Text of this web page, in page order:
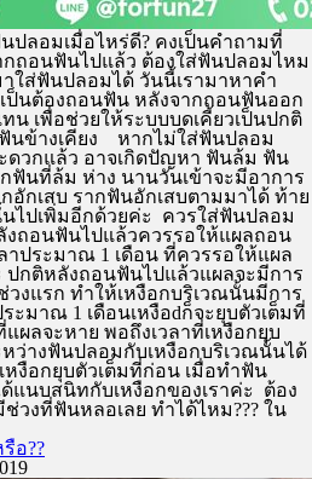
ลอมเมื่อไหร่ดี? คงเป็นคำถามที่
กถอนฟันไปแล้ว ต้องใส่ฟันปลอมไหม
ใส่ฟันปลอมได้ วันนี้เรามาหาคำ
นต้องถอนฟัน หลังจากถอนฟันออก
เพื่อช่วยให้ระบบบดเคี้ยวเป็นปกติ
นข้างเคียง หากไม่ใส่ฟันปลอม
ดวกแล้ว อาจเกิดปัญหา ฟันล้ม ฟัน
ฟันที่ล้ม ห่าง นานวันเข้าจะมีอาการ
อักเสบ รากฟันอักเสบตามมาได้ ท้าย
ไปเพิ่มอีกด้วยค่ะ ควรใส่ฟันปลอม
งถอนฟันไปแล้วควรรอให้แผลถอน
ประมาณ 1 เดือน ที่ควรรอให้แผล
กติหลังถอนฟันไปแล้วแผลจะมีการ
วงแรก ทำให้เหงือกบริเวณนั้นมีการ
ะมาณ 1 เดือนเหงือdก็จะยุบตัวเต็มที่
ผลจะหาย พอถึงเวลาที่เหงือกยุบ
ว่างฟันปลอมกับเหงือกบริเวณนั้นได้
หงือกยุบตัวเต็มที่ก่อน เมื่อทำฟัน
แนบสนิทกับเหงือกของเราค่ะ ต้อง
งที่ฟันหลอเลย ทำได้ไหม??? ใน
อ??